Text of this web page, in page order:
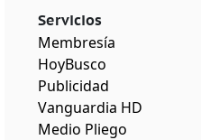
Servicios
Membresía
HoyBusco
Publicidad
Vanguardia HD
Medio Pliego